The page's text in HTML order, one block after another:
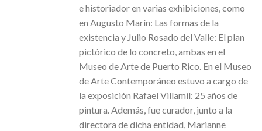
e historiador en varias exhibiciones, como
en Augusto Marín: Las formas de la
existencia y Julio Rosado del Valle: El plan
pictórico de lo concreto, ambas en el
Museo de Arte de Puerto Rico. En el Museo
de Arte Contemporáneo estuvo a cargo de
la exposición Rafael Villamil: 25 años de
pintura. Además, fue curador, junto a la
directora de dicha entidad, Marianne